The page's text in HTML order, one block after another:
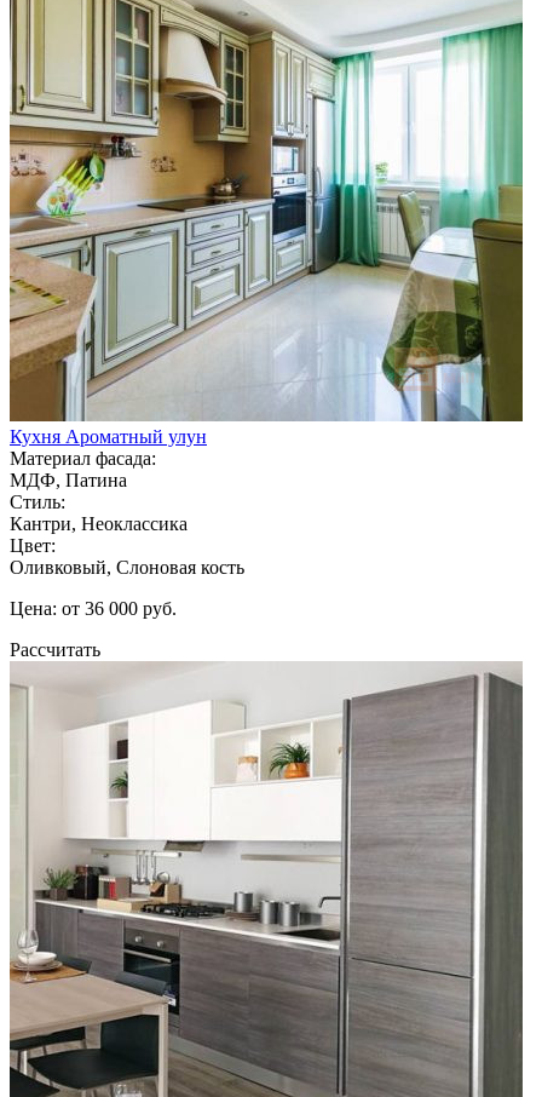
Кухня Ароматный улун
Материал фасада:
МДФ, Патина
Стиль:
Кантри, Неоклассика
Цвет:
Оливковый, Слоновая кость
Цена: от 36 000 руб.
Рассчитать